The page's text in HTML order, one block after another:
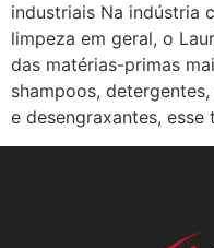
industriais Na indústria
limpeza em geral, o
das matérias-primas
shampoos,
e desengraxantes,